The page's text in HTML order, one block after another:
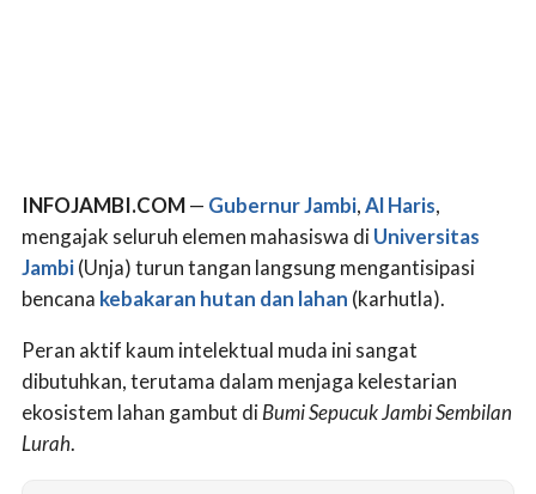
INFOJAMBI.COM— Gubernur Jambi,Al Haris,
mengajak seluruh elemen mahasiswa diUniversitas
Jambi(Unja) turun tangan langsung mengantisipasi
bencana kebakaran hutan dan lahan (karhutla).
Peran aktif kaum intelektual muda ini sangat
dibutuhkan, terutama dalam menjaga kelestarian
ekosistem lahan gambut diBumi Sepucuk Jambi Sembilan
Lurah.